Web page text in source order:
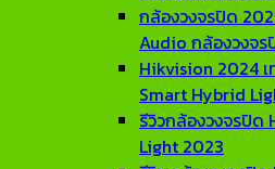
กล้องวงจรปิด
Audio กล้องวงจ
Hikvision 2024 เ
Smart Hybrid
รีวิวกล้องวงจรปิด
Light 2023